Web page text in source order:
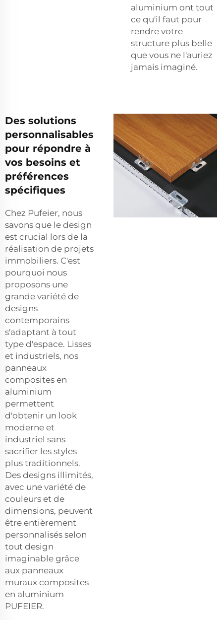
aluminium ont tout
ce qu'il faut pour
rendre votre
structure plus belle
que vous ne l'auriez
jamais imaginé.
Des solutions
personnalisables
pour répondre à
vos besoins et
préférences
spécifiques
Chez Pufeier, nous
savons que le design
est crucial lors de la
réalisation de projets
immobiliers. C'est
pourquoi nous
proposons une
grande variété de
designs
contemporains
s'adaptant à tout
type d'espace. Lisses
et industriels, nos
panneaux
composites en
aluminium
permettent
d'obtenir un look
moderne et
industriel sans
sacrifier les styles
plus traditionnels.
Des designs illimités,
avec une variété de
couleurs et de
dimensions, peuvent
être entièrement
personnalisés selon
tout design
imaginable grâce
aux panneaux
muraux composites
en aluminium
PUFEIER.